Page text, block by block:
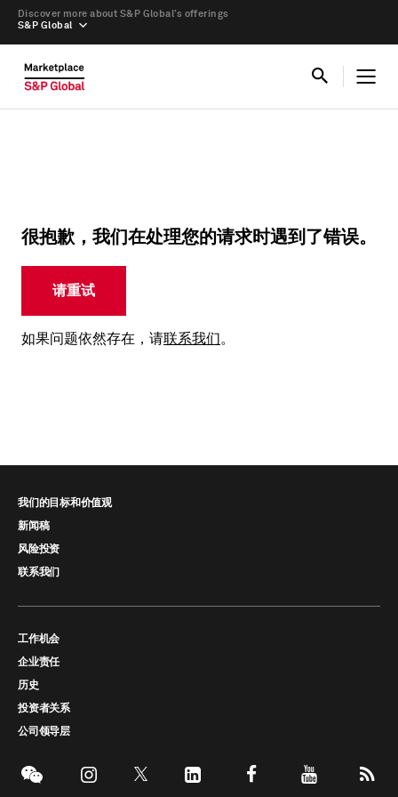
S&P Global
Discover more about S&P Global’s offerings
很抱歉，我们在处理您的请求时遇到了错误。
请重试
如果问题依然存在，请联系我们。
我们的目标和价值观
新闻稿
风险投资
联系我们
工作机会
企业责任
历史
投资者关系
公司领导层